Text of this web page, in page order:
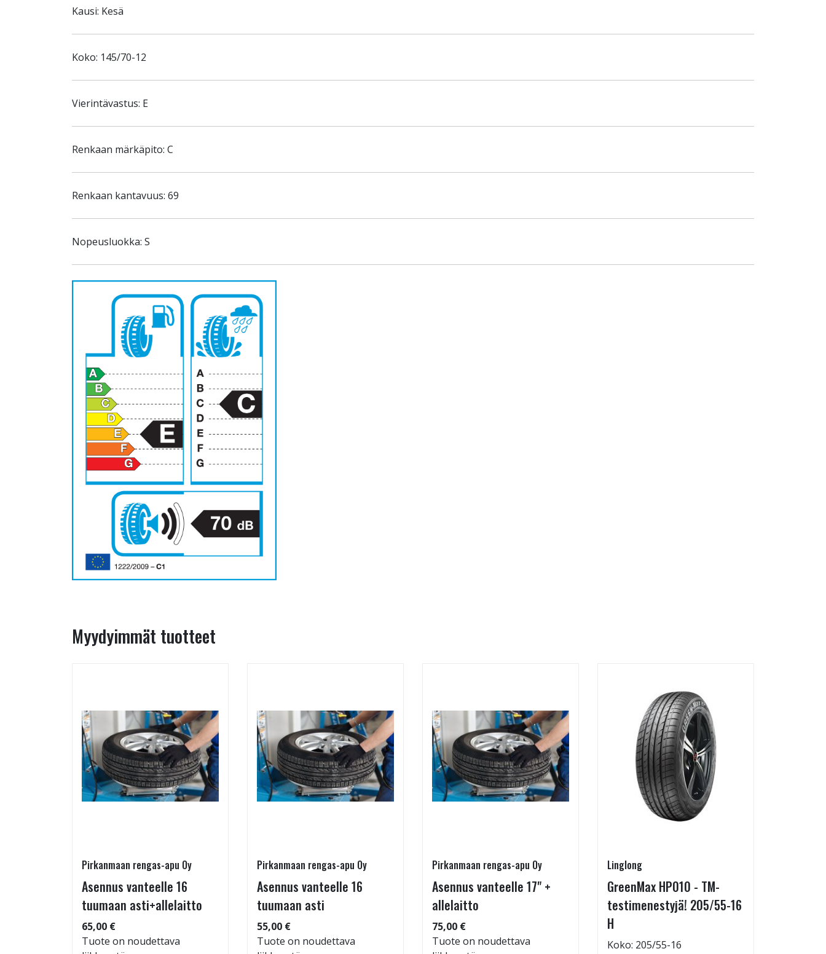
Kausi: Kesä
Koko: 145/70-12
Vierintävastus: E
Renkaan märkäpito: C
Renkaan kantavuus: 69
Nopeusluokka: S
Myydyimmät tuotteet
Pirkanmaan rengas-apu Oy
Asennus vanteelle 16
tuumaan asti+allelaitto
65,00 €
Tuote on noudettava
Pirkanmaan rengas-apu Oy
Asennus vanteelle 16
tuumaan asti
55,00 €
Tuote on noudettava
Pirkanmaan rengas-apu Oy
Asennus vanteelle 17" +
allelaitto
75,00 €
Tuote on noudettava
Linglong
GreenMax HP010 - TM-
testimenestyjä! 205/55-16
H
Koko: 205/55-16